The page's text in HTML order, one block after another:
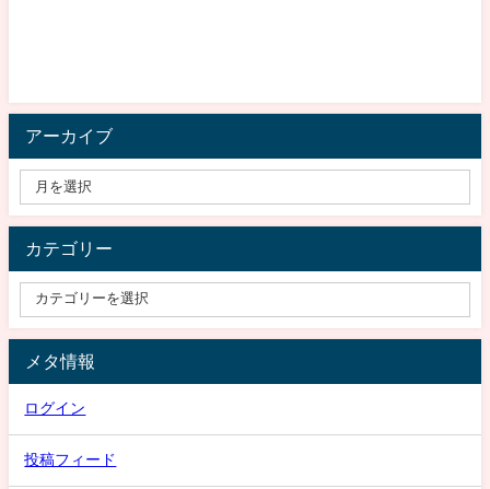
アーカイブ
カテゴリー
メタ情報
ログイン
投稿フィード